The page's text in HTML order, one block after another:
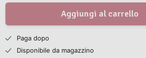
Aggiungi al carrello
Paga dopo
Disponibile da magazzino